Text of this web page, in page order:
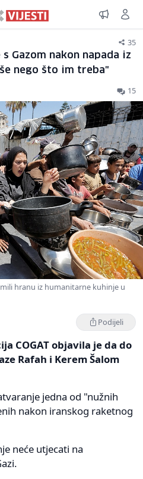
35
Gazom nakon napada iz
nego što im treba"
15
hranu iz humanitarne kuhinje u
Podijeli
COGAT objavila je da do
Rafah i Kerem Šalom
jedna od "nužnih
nakon iranskog raketnog
neće utjecati na